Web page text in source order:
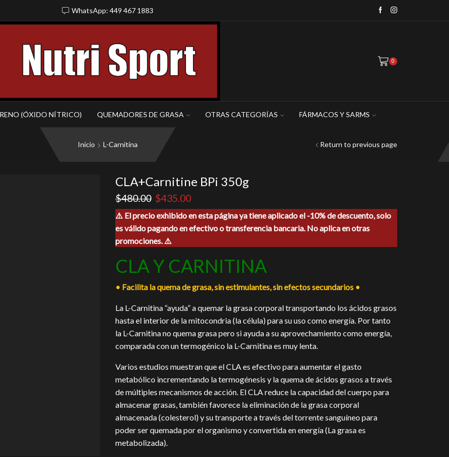
WhatsApp: 449 467 1883 WhatsApp: 449 467 1883
0
(ÓXIDO NÍTRICO) QUEMADORES DE GRASA OTRAS CATEGORÍAS FÁRMACOS Y SARMS
Inicio L-Carnitina Return to previous page
CLA+Carnitine BPi 350g
$480.00 El
precio
original
era:
$480.00.
$435.00El
precio
actual
es:
$435.00.
⚠️ El precio exhibido en esta página ya tiene aplicado el -10% de descuento, solo
es válido pagando en efectivo o transferencia bancaria. No aplica en otras
promociones. ⚠️
CLA Y CARNITINA
• Facilita la quema de grasa, sin estimulantes, sin efectos secundarios •
La L-Carnitina “ayuda” a quemar la grasa corporal transportando los ácidos grasos
hasta el interior de la mitocondria (la célula) para su uso como energía. Por tanto
la L-Carnitina no quema grasa pero si ayuda a su aprovechamiento como energía,
comparada con un termogénico la L-Carnitina es muy lenta.
Varios estudios muestran que el CLA es efectivo para aumentar el gasto
metabólico incrementando la termogénesis y la quema de ácidos grasos a través
de múltiples mecanismos de acción. El CLA reduce la capacidad del cuerpo para
almacenar grasas, también favorece la eliminación de la grasa corporal
almacenada (colesterol) y su transporte a través del torrente sanguíneo para
poder ser quemada por el organismo y convertida en energía (La grasa es
metabolizada).